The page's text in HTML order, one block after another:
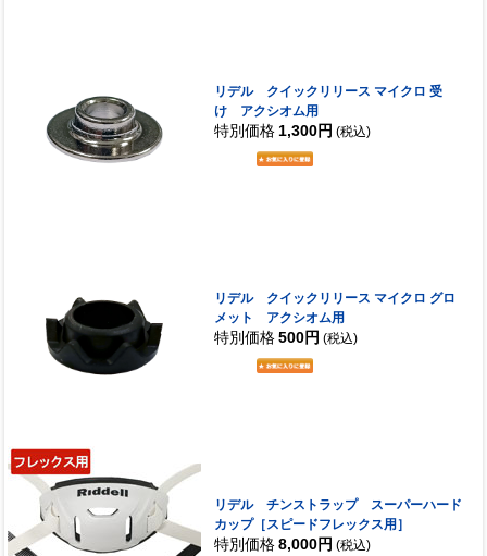
リデル クイックリリース マイクロ 受
け アクシオム用
特別価格 1,300円 (税込)
リデル クイックリリース マイクロ グロ
メット アクシオム用
特別価格 500円 (税込)
リデル チンストラップ スーパーハード
カップ［スピードフレックス用］
特別価格 8,000円 (税込)